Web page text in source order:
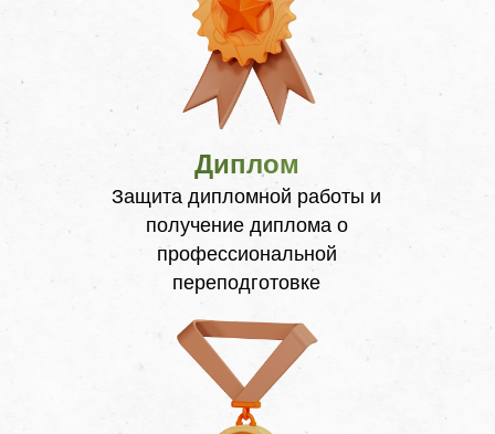
Диплом
Защита дипломной работы и
получение диплома о
профессиональной
переподготовке